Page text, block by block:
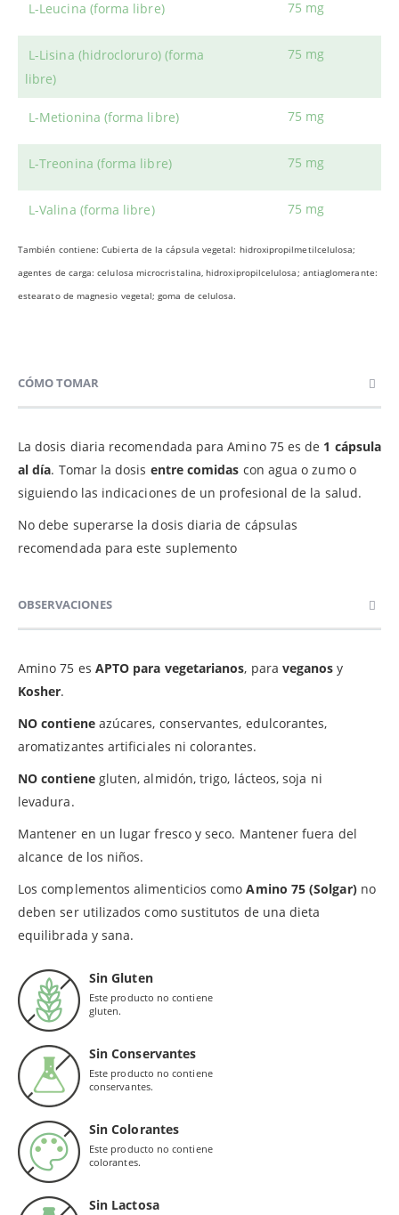
L-Leucina (forma libre) 75 mg
L-Lisina (hidrocloruro) (forma
libre)
75 mg
L-Metionina (forma libre) 75 mg
L-Treonina (forma libre) 75 mg
L-Valina (forma libre) 75 mg
También contiene: Cubierta de la cápsula vegetal: hidroxipropilmetilcelulosa;
agentes de carga: celulosa microcristalina, hidroxipropilcelulosa; antiaglomerante:
estearato de magnesio vegetal; goma de celulosa.
CÓMO TOMAR
La dosis diaria recomendada para Amino 75 es de 1 cápsula
al día. Tomar la dosis entre comidas con agua o zumo o
siguiendo las indicaciones de un profesional de la salud.
No debe superarse la dosis diaria de cápsulas
recomendada para este suplemento
OBSERVACIONES
Amino 75 es APTO para vegetarianos, para veganos y
Kosher.
NO contieneazúcares, conservantes, edulcorantes,
aromatizantes artificiales ni colorantes.
NO contienegluten, almidón, trigo, lácteos, soja ni
levadura.
Mantener en un lugar fresco y seco. Mantener fuera del
alcance de los niños.
Los complementos alimenticios comoAmino 75 (Solgar)no
deben ser utilizados como sustitutos de una dieta
equilibrada y sana.
Sin Gluten
Este producto no contiene
gluten.
Sin Conservantes
Este producto no contiene
conservantes.
Sin Colorantes
Este producto no contiene
colorantes.
Sin Lactosa